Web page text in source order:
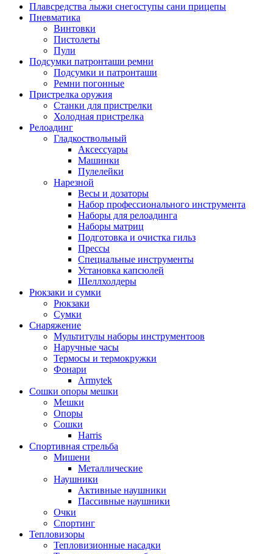
Плавсредства лыжи снегоступы сани прицепы
Пневматика
Винтовки
Пистолеты
Пули
Подсумки патронташи ремни
Подсумки и патронташи
Ремни погонные
Пристрелка оружия
Станки для пристрелки
Холодная пристрелка
Релоадинг
Гладкоствольный
Аксессуары
Машинки
Пулелейки
Нарезной
Весы и дозаторы
Набор профессионального инструмента
Наборы для релоадинга
Наборы матриц
Подготовка и очистка гильз
Прессы
Специальные инструменты
Установка капсюлей
Шеллхолдеры
Рюкзаки и сумки
Рюкзаки
Сумки
Снаряжение
Мультитулы наборы инструментоов
Наручные часы
Термосы и термокружки
Фонари
Armytek
Сошки опоры мешки
Мешки
Опоры
Сошки
Harris
Спортивная стрельба
Мишени
Металлические
Наушники
Активные наушники
Пассивные наушники
Очки
Спортинг
Тепловизоры
Тепловизионные насадки